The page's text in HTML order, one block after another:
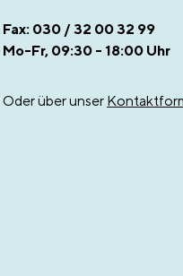
Fax: 030 / 32 00 32 99
Mo-Fr, 09:30 - 18:00 Uhr
Oder über unser